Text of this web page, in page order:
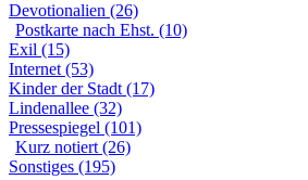
Devotionalien (26)
Postkarte nach Ehst. (10)
Exil (15)
Internet (53)
Kinder der Stadt (17)
Lindenallee (32)
Pressespiegel (101)
Kurz notiert (26)
Sonstiges (195)